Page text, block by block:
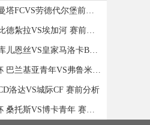
04月18日 美超 托曼塔FCVS劳德代尔堡前锋 赛前分析
04月17日 西协丙 比德紮拉VS埃加河 赛前分析
04月18日 西协丙 库儿恩丝VS皇家马洛卡B队 赛前分析
05月07日 解放者杯 巴兰基亚青年VS弗鲁米嫩塞 赛前分析
洛达VS城际CF 赛前分析
05月12日 解放者杯 桑托斯VS博卡青年 赛前分析